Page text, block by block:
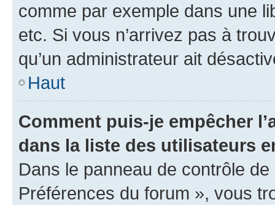
comme par exemple dans une
etc. Si vous n’arrivez pas à
qu’un administrateur ait
Haut
Comment puis-je empêcher
dans la liste des utilisateurs
Dans le panneau de contrôle
Préférences du forum », vous